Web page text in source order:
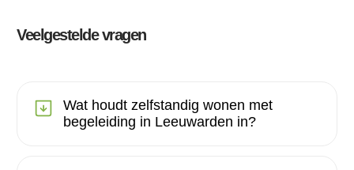
Veelgestelde vragen
Wat houdt zelfstandig wonen met
begeleiding in Leeuwarden in?